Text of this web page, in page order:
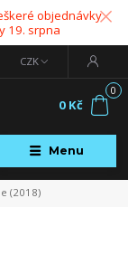
objednávky
19. srpna
Menu
CZK
0
0 Kč
(2018)